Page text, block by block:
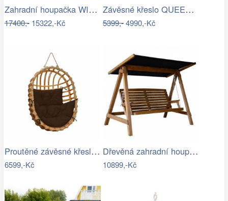
Zahradní houpačka WIENN - GD
17400,-15322,-Kč
Závěsné křeslo QUEEN, modrý sedák
5399,-4990,-Kč
Proutěné závěsné křeslo Lena, přírodní…
6599,-Kč
Dřevěná zahradní houpačka Lucas pro 4…
10899,-Kč